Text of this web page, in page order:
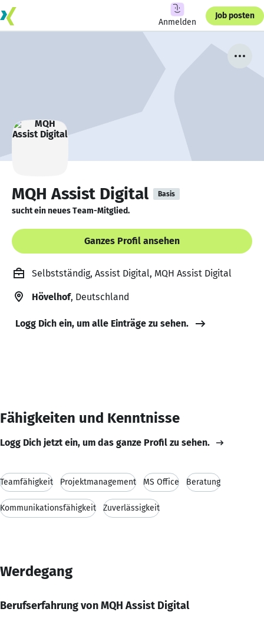
Anmelden
Job posten
MQH Assist Digital Basis
sucht ein neues Team-Mitglied.
Ganzes Profil ansehen
Selbstständig, Assist Digital, MQH Assist Digital
Hövelhof, Deutschland
Logg Dich ein, um alle Einträge zu sehen.
Fähigkeiten und Kenntnisse
Logg Dich jetzt ein, um das ganze Profil zu sehen.
Teamfähigkeit Projektmanagement MS Office Beratung
Kommunikationsfähigkeit Zuverlässigkeit
Werdegang
Berufserfahrung von MQH Assist Digital